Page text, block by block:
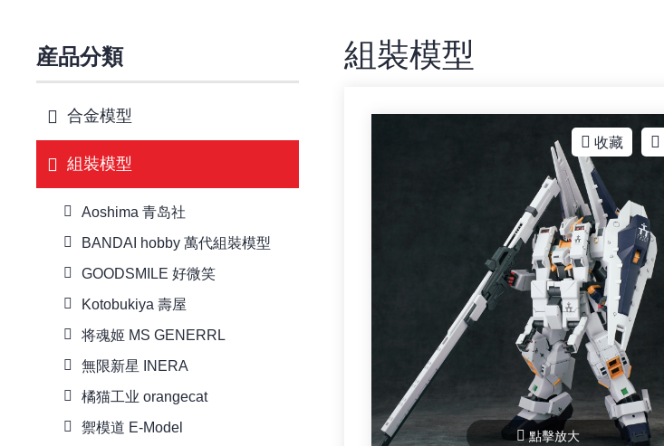
産品分類
合金模型
組裝模型
Aoshima 青岛社
BANDAI hobby 萬代組裝模型
GOODSMILE 好微笑
Kotobukiya 壽屋
将魂姬 MS GENERRL
無限新星 INERA
橘猫工业 orangecat
禦模道 E-Model
組裝模型
收藏
點擊放大